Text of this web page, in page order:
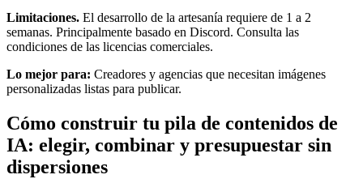
Limitaciones. El desarrollo de la artesanía requiere de 1 a 2
semanas. Principalmente basado en Discord. Consulta las
condiciones de las licencias comerciales.
Lo mejor para: Creadores y agencias que necesitan imágenes
personalizadas listas para publicar.
Cómo construir tu pila de contenidos de
IA: elegir, combinar y presupuestar sin
dispersiones